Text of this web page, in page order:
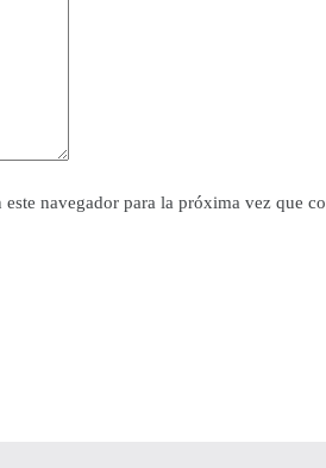
navegador para la próxima vez que